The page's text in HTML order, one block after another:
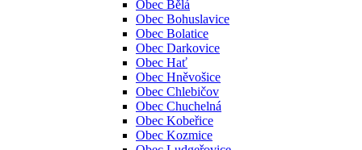
Obec Bělá
Obec Bohuslavice
Obec Bolatice
Obec Darkovice
Obec Hať
Obec Hněvošice
Obec Chlebičov
Obec Chuchelná
Obec Kobeřice
Obec Kozmice